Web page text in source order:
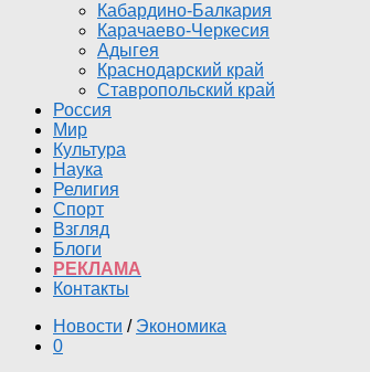
Кабардино-Балкария
Карачаево-Черкесия
Адыгея
Краснодарский край
Ставропольский край
Россия
Мир
Культура
Наука
Религия
Спорт
Взгляд
Блоги
РЕКЛАМА
Контакты
Новости / Экономика
0